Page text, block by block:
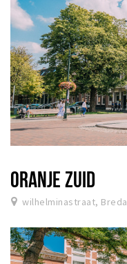
ORANJE ZUID
wilhelminastraat, Breda